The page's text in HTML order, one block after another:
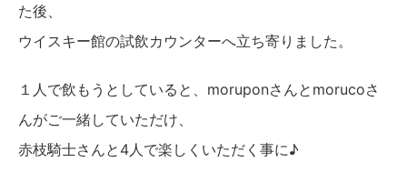
た後、
ウイスキー館の試飲カウンターへ立ち寄りました。
１人で飲もうとしていると、moruponさんとmorucoさ
んがご一緒していただけ、
赤枝騎士さんと4人で楽しくいただく事に♪